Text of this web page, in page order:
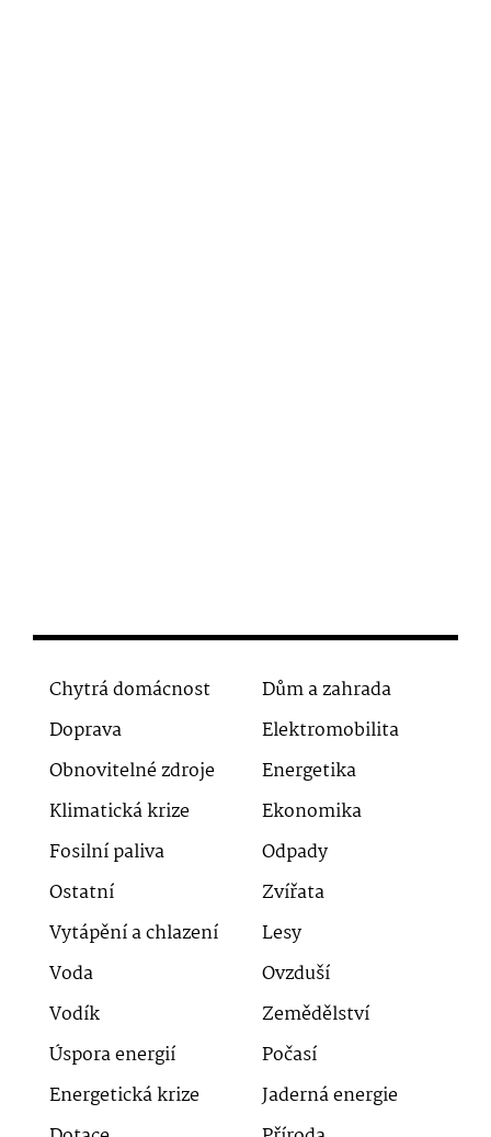
Chytrá domácnost
Dům a zahrada
Doprava
Elektromobilita
Obnovitelné zdroje
Energetika
Klimatická krize
Ekonomika
Fosilní paliva
Odpady
Ostatní
Zvířata
Vytápění a chlazení
Lesy
Voda
Ovzduší
Vodík
Zemědělství
Úspora energií
Počasí
Energetická krize
Jaderná energie